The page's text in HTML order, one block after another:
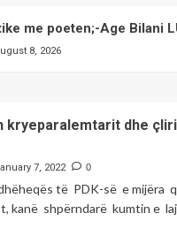
Çaste poetike me
Çaste poetike me
Çaste poetike me
me poeten;-Age Bilani
8, 2026
kryeparalemtarit dhe
7, 2022 0
të PDK-së e mijëra
kanë shpërndarë kumtin e